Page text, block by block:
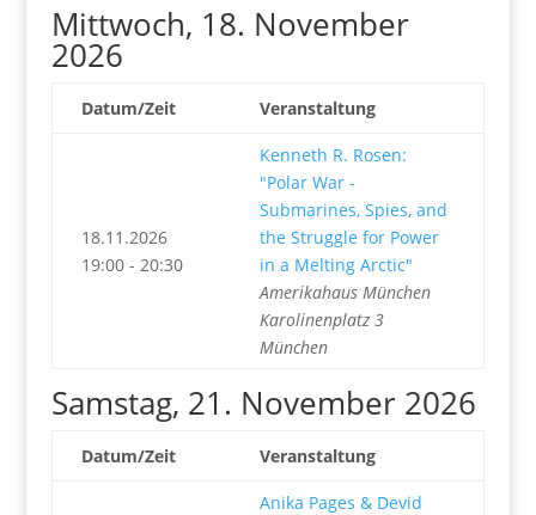
Mittwoch, 18. November
2026
Datum/Zeit Veranstaltung
18.11.2026
19:00 - 20:30
Kenneth R. Rosen:
"Polar War -
Submarines, Spies, and
the Struggle for Power
in a Melting Arctic"
Amerikahaus München
Karolinenplatz 3
München
Samstag, 21. November 2026
Datum/Zeit Veranstaltung
Anika Pages & Devid